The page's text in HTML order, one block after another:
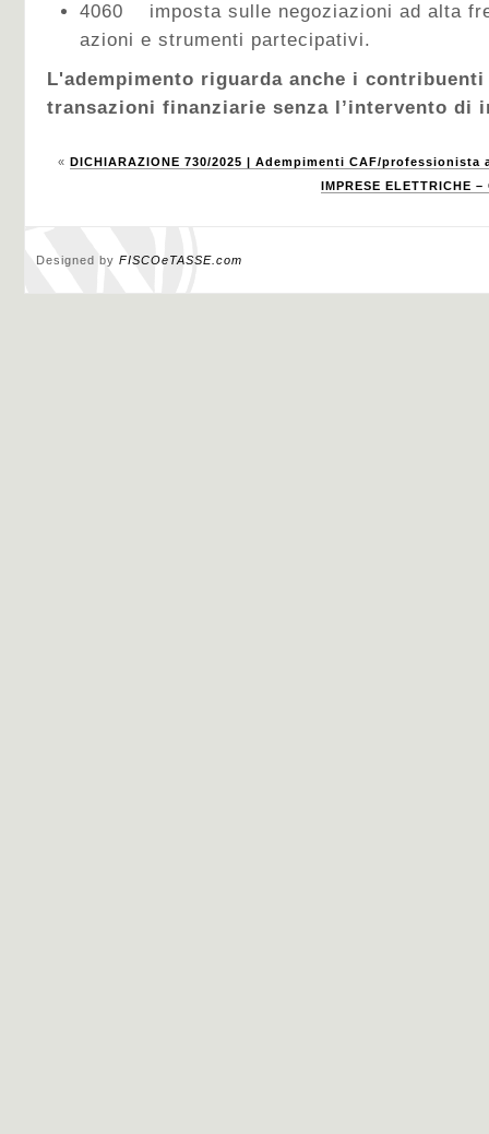
4060 imposta sulle negoziazioni ad alta
azioni e strumenti partecipativi.
L'adempimento riguarda anche i
transazioni finanziarie senza l’intervento di
« DICHIARAZIONE 730/2025 | Adempimenti CAF/professionista
IMPRESE ELETTRICHE
Designed by FISCOeTASSE.com